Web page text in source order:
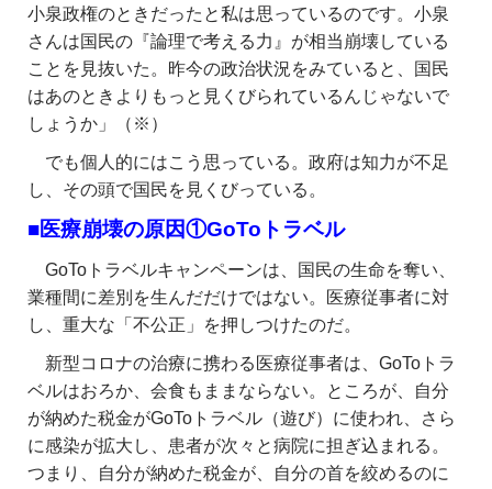
小泉政権のときだったと私は思っているのです。小泉
さんは国民の『論理で考える力』が相当崩壊している
ことを見抜いた。昨今の政治状況をみていると、国民
はあのときよりもっと見くびられているんじゃないで
しょうか」（※）
でも個人的にはこう思っている。政府は知力が不足
し、その頭で国民を見くびっている。
■医療崩壊の原因①GoToトラベル
GoToトラベルキャンペーンは、国民の生命を奪い、
業種間に差別を生んだだけではない。医療従事者に対
し、重大な 「不公正」を押しつけたのだ。
新型コロナの治療に携わる医療従事者は、GoToトラ
ベルはおろか、会食もままならない。ところが、自分
が納めた税金がGoToトラベル（遊び）に使われ、さら
に感染が拡大し、患者が次々と病院に担ぎ込まれる。
つまり、自分が納めた税金が、自分の首を絞めるのに